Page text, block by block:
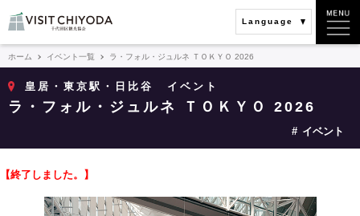
Language
ホーム イベント一覧 ラ・フォル・ジュルネ ＴＯＫＹＯ 2026
皇居・東京駅・日比谷 イベント
ラ・フォル・ジュルネ ＴＯＫＹＯ 2026
イベント
【終了しました。】